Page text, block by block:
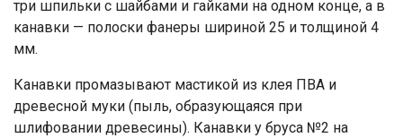
три шпильки с шайбами и гайками на одном конце, а в
канавки — полоски фанеры шириной 25 и толщиной 4
мм.
Канавки промазывают мастикой из клея ПВА и
древесной муки (пыль, образующаяся при
шлифовании древесины). Канавки у бруса №2 на